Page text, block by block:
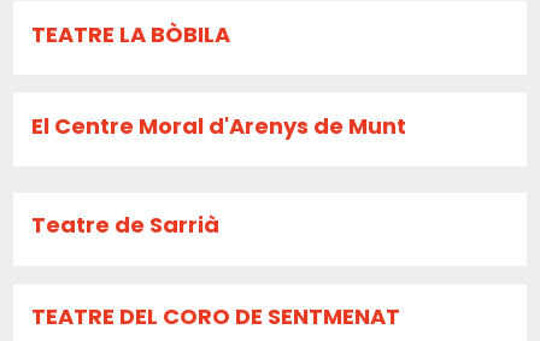
TEATRE LA BÒBILA
El Centre Moral d'Arenys de Munt
Teatre de Sarrià
TEATRE DEL CORO DE SENTMENAT